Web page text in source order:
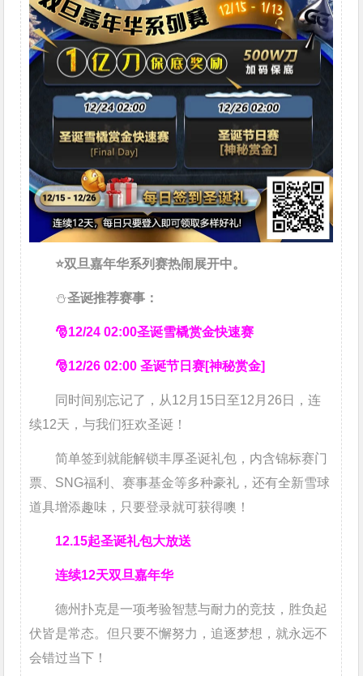
⭐双旦嘉年华系列赛热闹展开中。
⛄圣诞推荐赛事：
🎅12/24 02:00圣诞雪橇赏金快速赛
🎅12/26 02:00 圣诞节日赛[神秘赏金]
同时间别忘记了，从12月15日至12月26日，连
续12天，与我们狂欢圣诞！
简单签到就能解锁丰厚圣诞礼包，内含锦标赛门
票、SNG福利、赛事基金等多种豪礼，还有全新雪球
道具增添趣味，只要登录就可获得噢！
12.15起圣诞礼包大放送
连续12天双旦嘉年华
德州扑克是一项考验智慧与耐力的竞技，胜负起
伏皆是常态。但只要不懈努力，追逐梦想，就永远不
会错过当下！